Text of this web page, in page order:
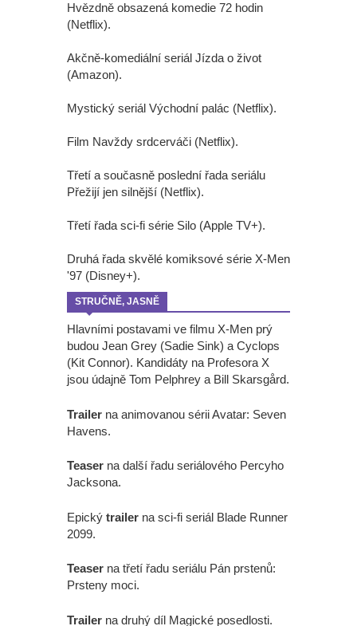
Hvězdně obsazená komedie 72 hodin
(Netflix).
Akčně-komediální seriál Jízda o život
(Amazon).
Mystický seriál Východní palác (Netflix).
Film Navždy srdcerváči (Netflix).
Třetí a současně poslední řada seriálu
Přežijí jen silnější (Netflix).
Třetí řada sci-fi série Silo (Apple TV+).
Druhá řada skvělé komiksové série X-Men
'97 (Disney+).
STRUČNĚ, JASNĚ
Hlavními postavami ve filmu X-Men prý
budou Jean Grey (Sadie Sink) a Cyclops
(Kit Connor). Kandidáty na Profesora X
jsou údajně Tom Pelphrey a Bill Skarsgård.
Trailer na animovanou sérii Avatar: Seven
Havens.
Teaser na další řadu seriálového Percyho
Jacksona.
Epický trailer na sci-fi seriál Blade Runner
2099.
Teaser na třetí řadu seriálu Pán prstenů:
Prsteny moci.
Trailer na druhý díl Magické posedlosti.